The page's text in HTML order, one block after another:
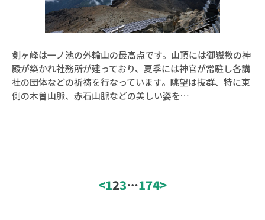
山検索
剣ヶ峰は一ノ池の外輪山の最高点です。山頂には御嶽教の神
殿が築かれ社務所が建っており、夏季には神官が常駐し各講
社の団体などの祈祷を行なっています。眺望は抜群、特に東
側の木曽山脈、赤石山脈などの美しい姿を…
<123…174>